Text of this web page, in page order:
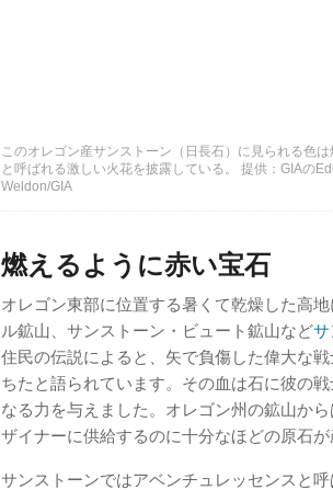
このオレゴン産サンストーン（日長石）に見られる色
と呼ばれる激しい火花を披露している。 提供：GIAの
Weldon/GIA
燃えるように赤い宝石
オレゴン東部に位置する暑くて乾燥した高
ル鉱山、サンストーン・ビュート鉱山などサ
住民の伝説によると、矢で負傷した偉大な
ちたと語られています。その血は石に彼の
なる力を与えました。オレゴン州の鉱山か
ザイナーに供給するのに十分なほどの原石が
サンストーンではアベンチュレッセンスと